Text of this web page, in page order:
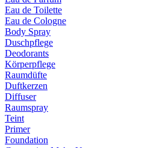
Eau de Toilette
Eau de Cologne
Body Spray
Duschpflege
Deodorants
Körperpflege
Raumdüfte
Duftkerzen
Diffuser
Raumspray
Teint
Primer
Foundation